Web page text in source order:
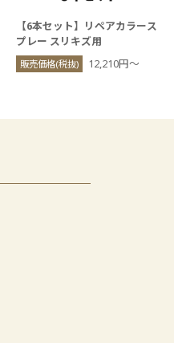
【6本セット】リペアカラース
プレー スリキズ用
販売価格(税抜) 12,210円〜